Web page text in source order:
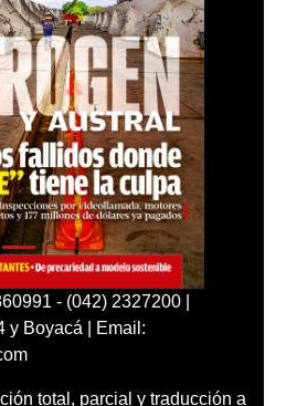
- (042) 2327200 |
y Boyacá | Email:
total, parcial y traducción a